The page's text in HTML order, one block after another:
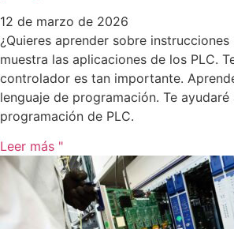
12 de marzo de 2026
¿Quieres aprender sobre instrucciones
muestra las aplicaciones de los PLC.
controlador es tan importante.
lenguaje de programación. Te
programación de PLC.
Leer más "